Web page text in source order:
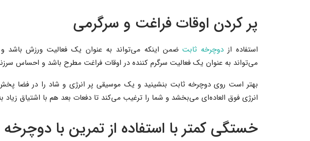
پر کردن اوقات فراغت و سرگرمی
استفاده از دوچرخه ثابتضمن اینکه می‌تواند به عنوان یک فعالیت ورزش باشد
می‌تواند به عنوان یک فعالیت سرگرم کننده در اوقات فراغت مطرح باشد و احساس
بهتر است روی دوچرخه ثابت بنشینید و یک موسیقی پر انرژی و شاد را در فضا
انرژی فوق العاده‌ای می‌بخشد و شما را ترغیب می‌کند تا دفعات بعد هم با اشتیاق زیاد
خستگی کمتر با استفاده از تمرین با